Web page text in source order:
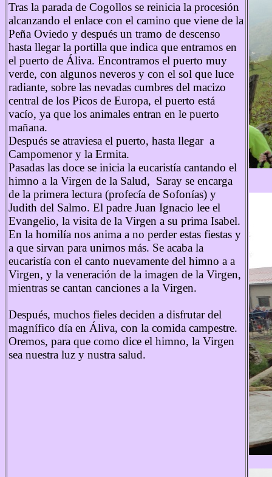
Tras la parada de Cogollos se reinicia la procesión
alcanzando el enlace con el camino que viene de la
Peña Oviedo y después un tramo de descenso
hasta llegar la portilla que indica que entramos en
el puerto de Áliva. Encontramos el puerto muy
verde, con algunos neveros y con el sol que luce
radiante, sobre las nevadas cumbres del macizo
central de los Picos de Europa, el puerto está
vacío, ya que los animales entran en le puerto
mañana.
Después se atraviesa el puerto, hasta llegar a
Campomenor y la Ermita.
Pasadas las doce se inicia la eucaristía cantando el
himno a la Virgen de la Salud, Saray se encarga
de la primera lectura (profecía de Sofonías) y
Judith del Salmo. El padre Juan Ignacio lee el
Evangelio, la visita de la Virgen a su prima Isabel.
En la homilía nos anima a no perder estas fiestas y
a que sirvan para unirnos más. Se acaba la
eucaristía con el canto nuevamente del himno a a
Virgen, y la veneración de la imagen de la Virgen,
mientras se cantan canciones a la Virgen.
Después, muchos fieles deciden a disfrutar del
magnífico día en Áliva, con la comida campestre.
Oremos, para que como dice el himno, la Virgen
sea nuestra luz y nustra salud.